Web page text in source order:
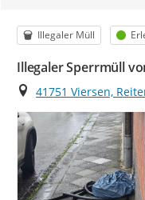
Kategorie
Illegaler Müll
Illegaler Sperrmüll
Ort
41751 Viersen,